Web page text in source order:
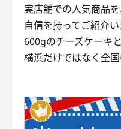
実店舗での人気商品
自信を持ってご紹介
600gのチーズケーキ
横浜だけではなく全